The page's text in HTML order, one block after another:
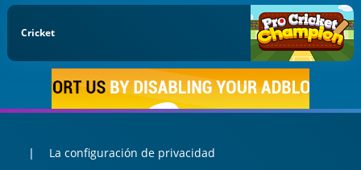
Cricket
La configuración de privacidad